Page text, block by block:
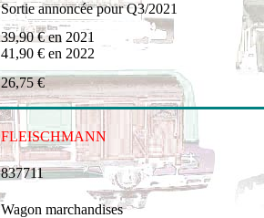
Sortie annoncée pour Q3/2021
39,90 € en 2021
41,90 € en 2022
26,75 €
FLEISCHMANN
837711
Wagon marchandises